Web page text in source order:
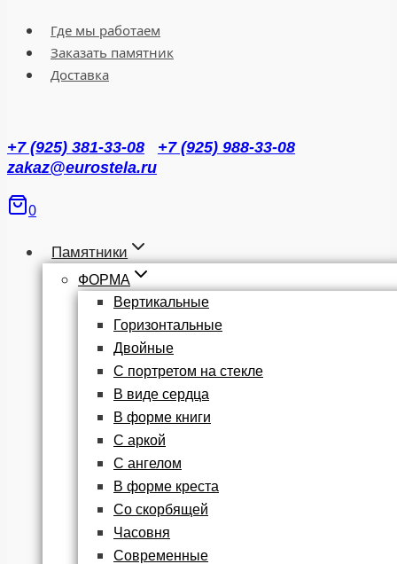
Где мы работаем
Заказать памятник
Доставка
+7 (925) 381-33-08
+7 (925) 988-33-08
zakaz@eurostela.ru
0
Памятники
ФОРМА
Вертикальные
Горизонтальные
Двойные
С портретом на стекле
В виде сердца
В форме книги
С аркой
С ангелом
В форме креста
Со скорбящей
Часовня
Современные